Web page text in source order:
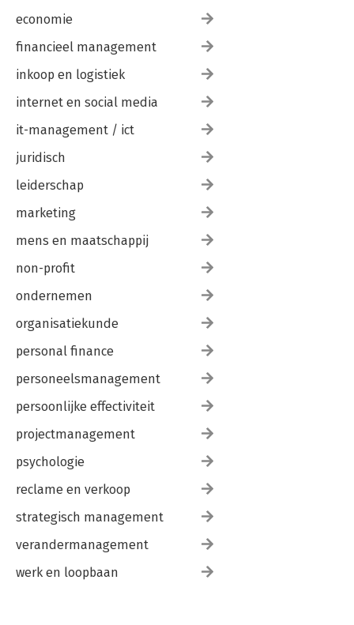
economie
financieel management
inkoop en logistiek
internet en social media
it-management / ict
juridisch
leiderschap
marketing
mens en maatschappij
non-profit
ondernemen
organisatiekunde
personal finance
personeelsmanagement
persoonlijke effectiviteit
projectmanagement
psychologie
reclame en verkoop
strategisch management
verandermanagement
werk en loopbaan